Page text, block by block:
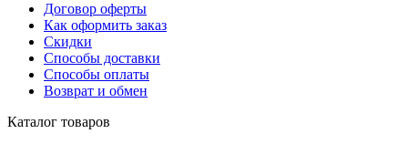
Договор оферты
Как оформить заказ
Скидки
Способы доставки
Способы оплаты
Возврат и обмен
Каталог товаров